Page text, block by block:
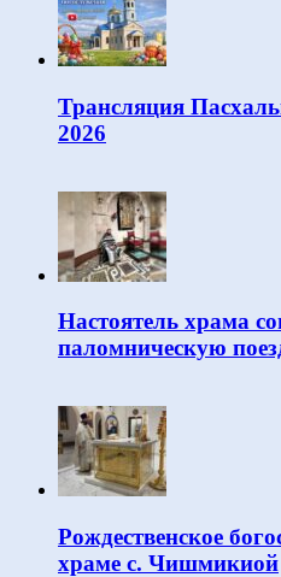
Трансляция
2026
Настоятель храма
паломническую
Рождественское
храме с. Чишмикиой